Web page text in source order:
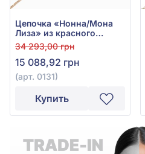
Цепочка «Нонна/Мона
Лиза» из красного
золота 585° без вставки,
арт. 0131
34 293,00 грн
15 088,92 грн
(арт. 0131)
Купить